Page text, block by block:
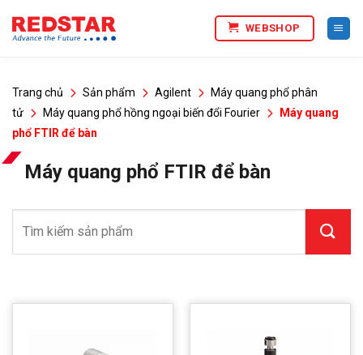
qua
WEBSHOP
Trang chủ Sản phẩm Agilent
Máy quang phổ phân
tử
Máy quang phổ hồng ngoại biến đổi Fourier
Máy quang
phổ FTIR để bàn
Máy quang phổ FTIR để bàn
kiếm: